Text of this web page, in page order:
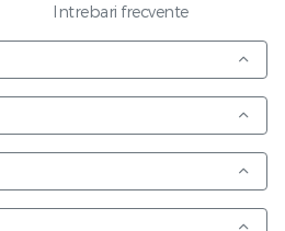
Intrebari frecvente